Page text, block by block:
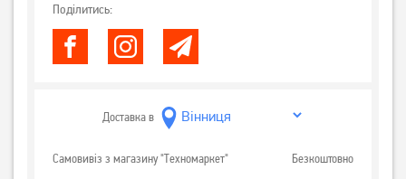
Поділитись:
Доставка в
Самовивіз з магазину "Техномаркет" Безкоштовно